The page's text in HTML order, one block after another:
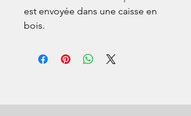
est envoyée dans une caisse en
bois.